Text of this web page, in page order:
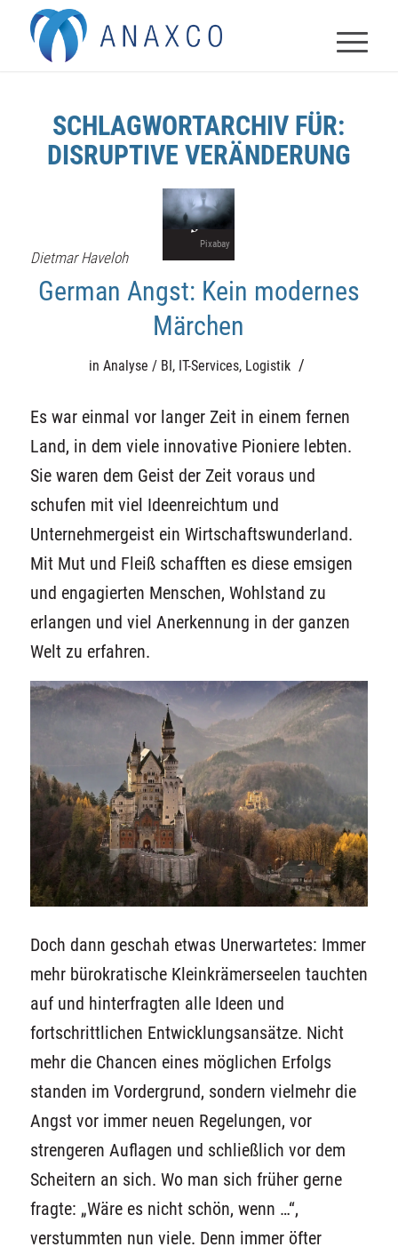
SCHLAGWORTARCHIV FÜR:
DISRUPTIVE VERÄNDERUNG
Dietmar Haveloh
Pixabay
German Angst: Kein modernes
Märchen
in Analyse / BI, IT-Services, Logistik /
Es war einmal vor langer Zeit in einem fernen
Land, in dem viele innovative Pioniere lebten.
Sie waren dem Geist der Zeit voraus und
schufen mit viel Ideenreichtum und
Unternehmergeist ein Wirtschaftswunderland.
Mit Mut und Fleiß schafften es diese emsigen
und engagierten Menschen, Wohlstand zu
erlangen und viel Anerkennung in der ganzen
Welt zu erfahren.
Doch dann geschah etwas Unerwartetes: Immer
mehr bürokratische Kleinkrämerseelen tauchten
auf und hinterfragten alle Ideen und
fortschrittlichen Entwicklungsansätze. Nicht
mehr die Chancen eines möglichen Erfolgs
standen im Vordergrund, sondern vielmehr die
Angst vor immer neuen Regelungen, vor
strengeren Auflagen und schließlich vor dem
Scheitern an sich. Wo man sich früher gerne
fragte: „Wäre es nicht schön, wenn …“,
verstummten nun viele. Denn immer öfter